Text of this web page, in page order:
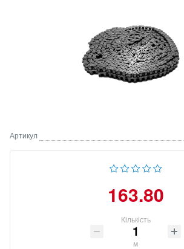
Артикул
163.80
Кількість
м